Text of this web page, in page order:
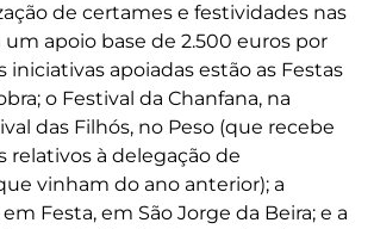
de certames e festividades nas
apoio base de 2.500 euros por
iniciativas apoiadas estão as Festas
o Festival da Chanfana, na
das Filhós, no Peso (que recebe
relativos à delegação de
vinham do ano anterior); a
Festa, em São Jorge da Beira; e a